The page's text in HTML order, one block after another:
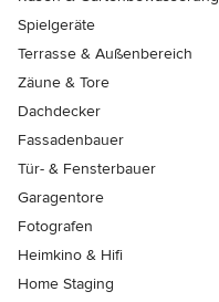
Spielgeräte
Terrasse & Außenbereich
Zäune & Tore
Dachdecker
Fassadenbauer
Tür- & Fensterbauer
Garagentore
Fotografen
Heimkino & Hifi
Home Staging